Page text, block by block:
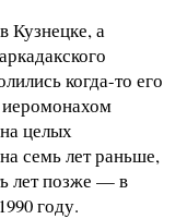
Кузнецке, а
когда-то его
целых
семь лет раньше,
лет позже — в
году.